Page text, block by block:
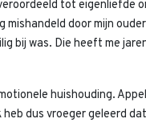
tot eigenliefde
mishandeld door mijn
bij was. Die heeft me
huishouding.
dus vroeger geleerd